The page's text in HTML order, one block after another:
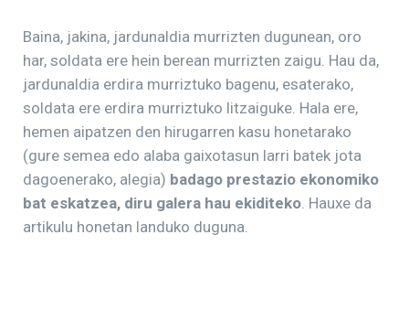
Baina, jakina, jardunaldia murrizten dugunean, oro
har, soldata ere hein berean murrizten zaigu. Hau da,
jardunaldia erdira murriztuko bagenu, esaterako,
soldata ere erdira murriztuko litzaiguke. Hala ere,
hemen aipatzen den hirugarren kasu honetarako
(gure semea edo alaba gaixotasun larri batek jota
dagoenerako, alegia) badago prestazio ekonomiko
bat eskatzea, diru galera hau ekiditeko. Hauxe da
artikulu honetan landuko duguna.